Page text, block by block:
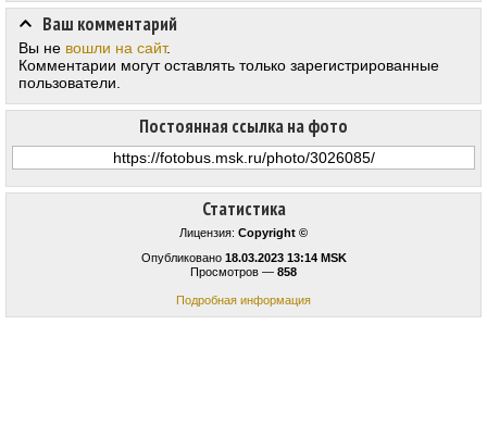
Статистика
Лицензия: Copyright ©
Опубликовано 18.03.2023 13:14 MSK
Просмотров — 858
Подробная информация
Постоянная ссылка на фото
Ваш комментарий
Вы не вошли на сайт.
Комментарии могут оставлять только зарегистрированные
пользователи.